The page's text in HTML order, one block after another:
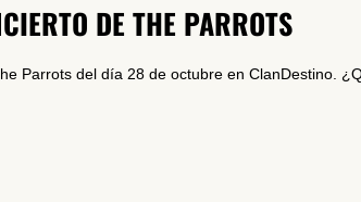
DE THE PARROTS
Parrots del día 28 de octubre en ClanDestino.